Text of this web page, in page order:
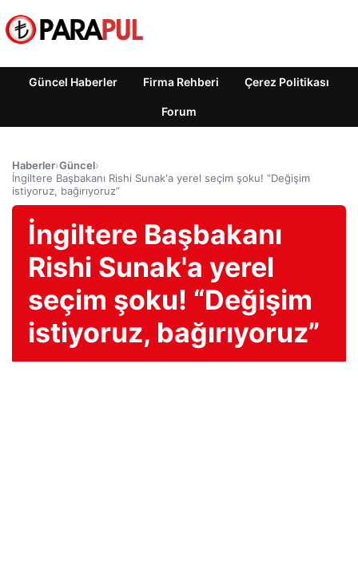
Güncel Haberler Firma Rehberi Çerez Politikası
Forum
Haberler›Güncel›
İngiltere Başbakanı Rishi Sunak'a yerel seçim şoku! “Değişim
istiyoruz, bağırıyoruz”
İngiltere Başbakanı
Rishi Sunak'a yerel
seçim şoku! “Değişim
istiyoruz, bağırıyoruz”